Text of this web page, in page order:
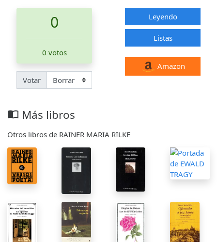
0
0 votos
Votar
Leyendo
Listas
Amazon
import_contacts Más libros
Otros libros de RAINER MARIA RILKE